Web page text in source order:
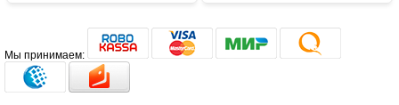
Мы принимаем: